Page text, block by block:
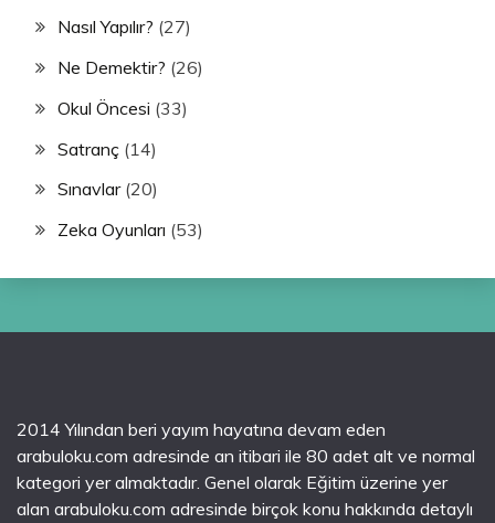
Nasıl Yapılır? (27)
Ne Demektir? (26)
Okul Öncesi (33)
Satranç (14)
Sınavlar(20)
Zeka Oyunları (53)
2014 Yılından beri yayım hayatına devam eden
arabuloku.com adresinde an itibari ile 80 adet alt ve normal
kategori yer almaktadır. Genel olarak Eğitim üzerine yer
alan arabuloku.com adresinde birçok konu hakkında detaylı